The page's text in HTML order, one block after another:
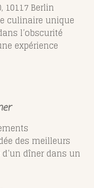
10117 Berlin
culinaire unique
l’obscurité
expérience
des meilleurs
dîner dans un